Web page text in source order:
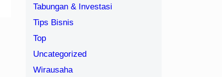
Tabungan & Investasi
Tips Bisnis
Top
Uncategorized
Wirausaha